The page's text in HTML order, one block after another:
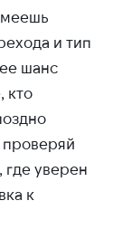
и тип
шанс
кто
уверен
к